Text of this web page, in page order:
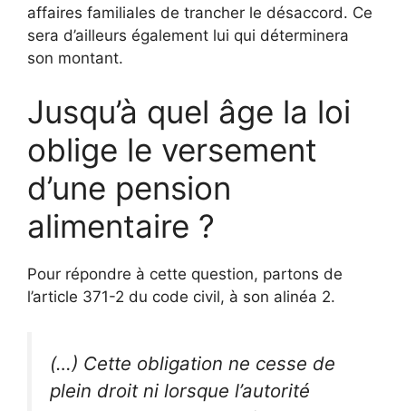
affaires familiales de trancher le désaccord. Ce
sera d’ailleurs également lui qui déterminera
son montant.
Jusqu’à quel âge la loi
oblige le versement
d’une pension
alimentaire ?
Pour répondre à cette question, partons de
l’article 371-2 du code civil, à son alinéa 2.
(…) Cette obligation ne cesse de
plein droit ni lorsque l’autorité